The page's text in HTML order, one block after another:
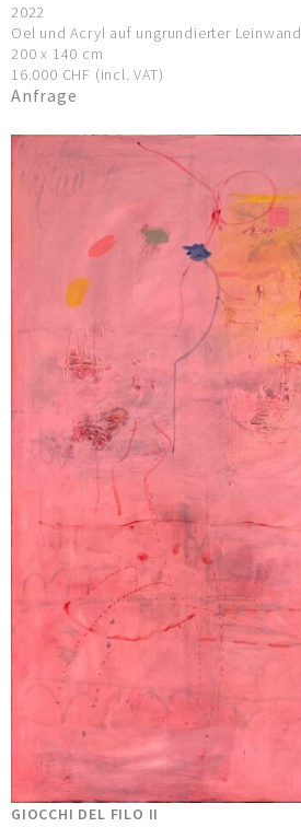
2022
Oel und Acryl auf ungrundierter Leinwand
200 x 140 cm
16.000 CHF (incl. VAT)
Anfrage
GIOCCHI DEL FILO II